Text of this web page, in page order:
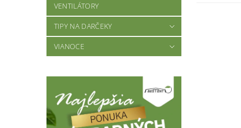
VENTILÁTORY
TIPY NA DARČEKY
VIANOCE